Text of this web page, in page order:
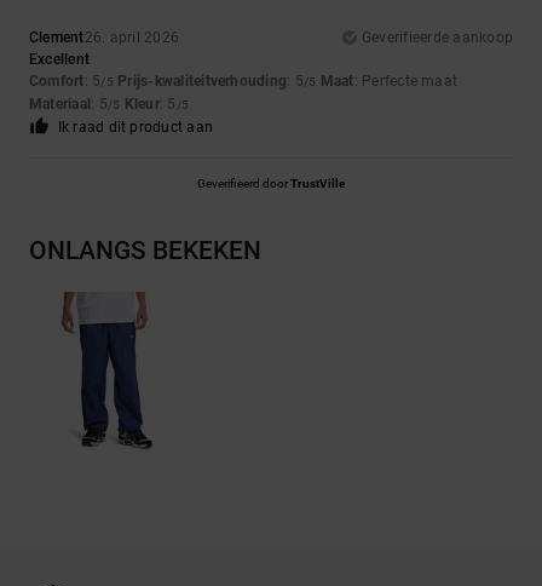
Clement26. april 2026
Geverifieerde aankoop
Excellent
Comfort: 5/5 Prijs-kwaliteitverhouding: 5/5 Maat: Perfecte maat
Materiaal : 5/5 Kleur: 5 /5
Ik raad dit product aan
Geverifieerd doorTrustVille
ONLANGS BEKEKEN